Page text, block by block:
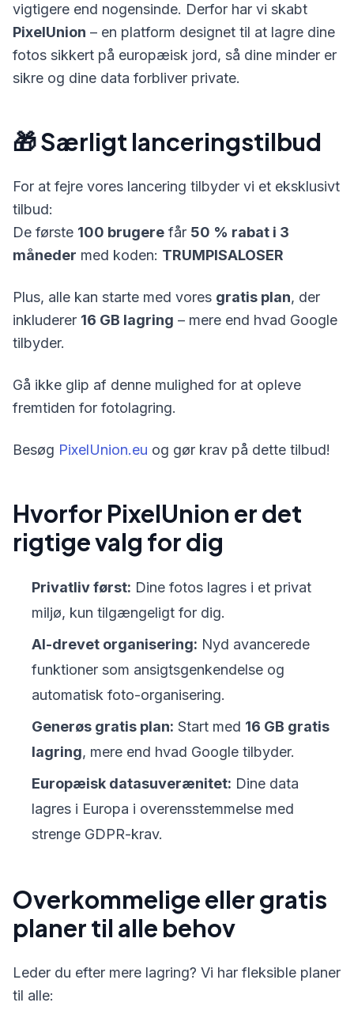
vigtigere end nogensinde. Derfor har vi skabt
PixelUnion – en platform designet til at lagre dine
fotos sikkert på europæisk jord, så dine minder er
sikre og dine data forbliver private.
🎁 Særligt lanceringstilbud
For at fejre vores lancering tilbyder vi et eksklusivt
tilbud:
De første 100 brugere får 50 % rabat i 3
måneder med koden: TRUMPISALOSER
Plus, alle kan starte med vores gratis plan, der
inkluderer 16 GB lagring – mere end hvad Google
tilbyder.
Gå ikke glip af denne mulighed for at opleve
fremtiden for fotolagring.
Besøg PixelUnion.eu og gør krav på dette tilbud!
Hvorfor PixelUnion er det
rigtige valg for dig
Privatliv først: Dine fotos lagres i et privat
miljø, kun tilgængeligt for dig.
AI-drevet organisering: Nyd avancerede
funktioner som ansigtsgenkendelse og
automatisk foto-organisering.
Generøs gratis plan: Start med 16 GB gratis
lagring, mere end hvad Google tilbyder.
Europæisk datasuverænitet: Dine data
lagres i Europa i overensstemmelse med
strenge GDPR-krav.
Overkommelige eller gratis
planer til alle behov
Leder du efter mere lagring? Vi har fleksible planer
til alle: